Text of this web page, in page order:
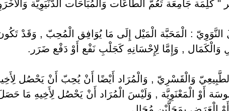
" كَلِمَة جَامِعَة تَعُمّ الطَّاعَات وَالْمُبَاحَات الدُّنْيَوِيَّة
النَّوَوِيّ : الْمَحَبَّة الْمَيْل إِلَى مَا يُوَافِق الْمُحِبّ , وَقَدْ
وَالْكَمَال , وَإِمَّا لِإِحْسَانِهِ كَجَلْبِ نَفْع أَوْ دَفْع ضَرَر.
الطَّبِيعِيّ وَالْقَسْرِيّ , وَالْمُرَاد أَيْضًا أَنْ يُحِبّ أَنْ يَحْصُل
أَوْ الْمَعْنَوِيَّة , وَلَيْسَ الْمُرَاد أَنْ يَحْصُل لِأَخِيهِ مَا حَصَلَ
أَوْ الْعَرَض بِمَحَلَّيْنِ مُحَال.